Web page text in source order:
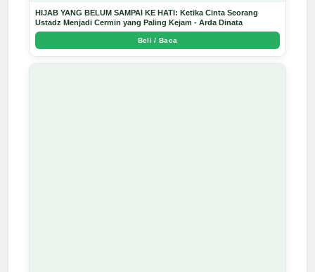
HIJAB YANG BELUM SAMPAI KE HATI: Ketika Cinta Seorang
Ustadz Menjadi Cermin yang Paling Kejam - Arda Dinata
Beli / Baca